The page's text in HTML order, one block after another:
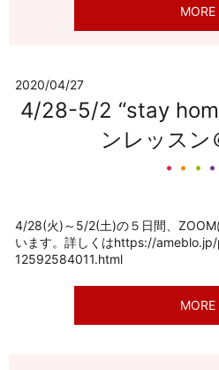
MORE
2020/04/27
4/28-5/2 “stay
ンレッスン
4/28(火)～5/2(土)の５日間、
います。詳しくはhttps://
12592584011.html
MORE